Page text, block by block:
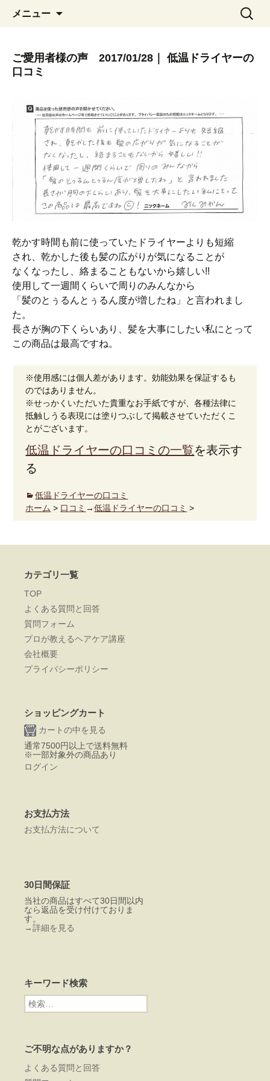
メニュー
ン
ツ
動
検
索:
ご愛用者様の声 2017/01/28｜ 低温ドライヤーの
口コミ
乾かす時間も前に使っていたドライヤーよりも短縮
され、乾かした後も髪の広がりが気になることが
なくなったし、絡まることもないから嬉しい!!
使用して一週間くらいで周りのみんなから
「髪のとぅるんとぅるん度が増したね」と言われまし
た。
長さが胸の下くらいあり、髪を大事にしたい私にとって
この商品は最高ですね。
※使用感には個人差があります。効能効果を保証するも
のではありません。
※せっかくいただいた貴重なお手紙ですが、各種法律に
抵触しうる表現には塗りつぶして掲載させていただくこ
とがございます。
低温ドライヤーの口コミの一覧を表示す
る
低温ドライヤーの口コミ
ホーム > 口コミ →低温ドライヤーの口コミ >
カテゴリ一覧
TOP
よくある質問と回答
質問フォーム
プロが教えるヘアケア講座
会社概要
プライバシーポリシー
ショッピングカート
カートの中を見る
通常7500円以上で送料無料
※一部対象外の商品あり
ログイン
お支払方法
お支払方法について
30日間保証
当社の商品はすべて30日間以内
なら返品を受け付けておりま
す。
→詳細を見る
キーワード検索
検
索:
ご不明な点がありますか？
よくある質問と回答